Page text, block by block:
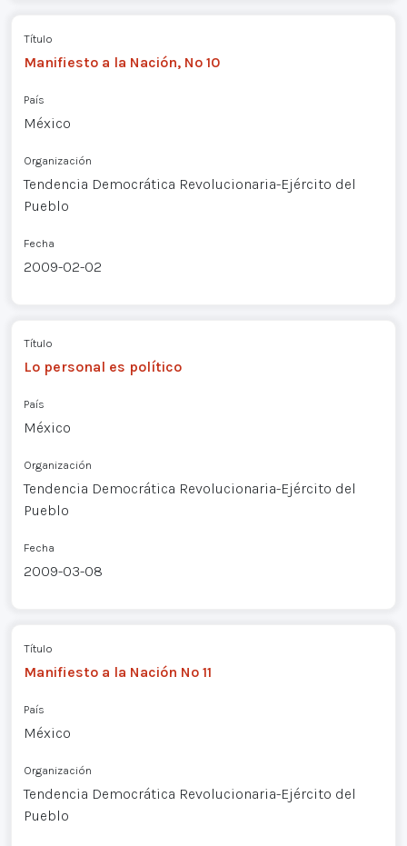
Título
Manifiesto a la Nación, Nº 10
País
México
Organización
Tendencia Democrática Revolucionaria-Ejército del
Pueblo
Fecha
2009-02-02
Título
Lo personal es político
País
México
Organización
Tendencia Democrática Revolucionaria-Ejército del
Pueblo
Fecha
2009-03-08
Título
Manifiesto a la Nación Nº 11
País
México
Organización
Tendencia Democrática Revolucionaria-Ejército del
Pueblo